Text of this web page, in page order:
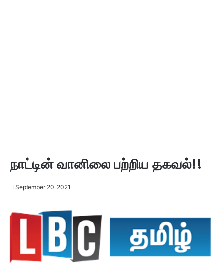
நாட்டின் வானிலை பற்றிய தகவல்!!
September 20, 2021